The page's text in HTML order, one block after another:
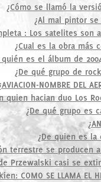
¿Cómo se llamó la
¿Al mal pintor
: Los satelites son
¿Cual es la obra más
quién es el álbum de
¿De qué grupo de
NOMBRE DEL
quien hacian duo Los
¿De qué grupo es
¿De quien es la
terrestre se producen
Przewalski casi se
COMO SE LLAMA EL